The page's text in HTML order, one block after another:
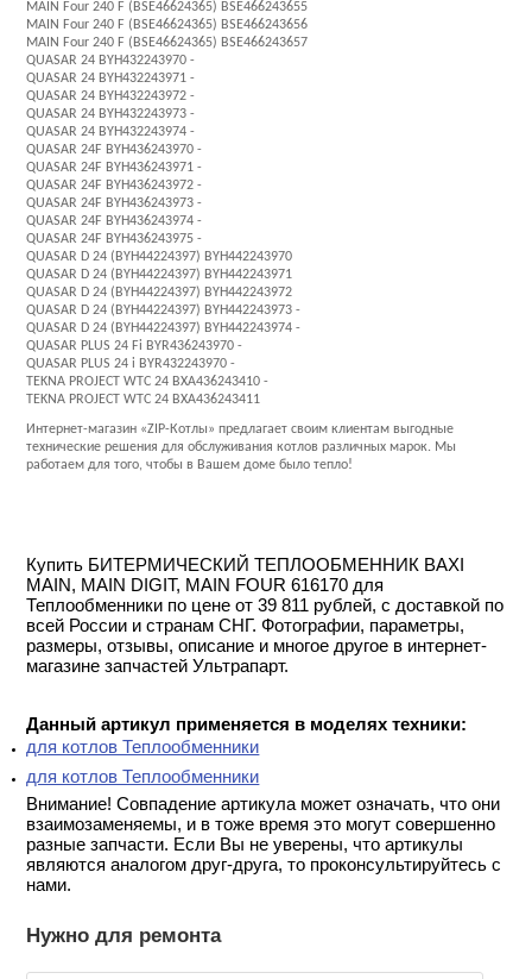
MAIN Four 240 F (BSE46624365) BSE466243655
MAIN Four 240 F (BSE46624365) BSE466243656
MAIN Four 240 F (BSE46624365) BSE466243657
QUASAR 24 BYH432243970 -
QUASAR 24 BYH432243971 -
QUASAR 24 BYH432243972 -
QUASAR 24 BYH432243973 -
QUASAR 24 BYH432243974 -
QUASAR 24F BYH436243970 -
QUASAR 24F BYH436243971 -
QUASAR 24F BYH436243972 -
QUASAR 24F BYH436243973 -
QUASAR 24F BYH436243974 -
QUASAR 24F BYH436243975 -
QUASAR D 24 (BYH44224397) BYH442243970
QUASAR D 24 (BYH44224397) BYH442243971
QUASAR D 24 (BYH44224397) BYH442243972
QUASAR D 24 (BYH44224397) BYH442243973 -
QUASAR D 24 (BYH44224397) BYH442243974 -
QUASAR PLUS 24 Fi BYR436243970 -
QUASAR PLUS 24 i BYR432243970 -
TEKNA PROJECT WTC 24 BXA436243410 -
TEKNA PROJECT WTC 24 BXA436243411
Интернет-магазин «ZIP-Котлы» предлагает своим клиентам выгодные
технические решения для обслуживания котлов различных марок. Мы
работаем для того, чтобы в Вашем доме было тепло!
Купить БИТЕРМИЧЕСКИЙ ТЕПЛООБМЕННИК BAXI
MAIN, MAIN DIGIT, MAIN FOUR 616170 для
Теплообменники по цене от 39 811 рублей, с доставкой по
всей России и странам СНГ. Фотографии, параметры,
размеры, отзывы, описание и многое другое в интернет-
магазине запчастей Ультрапарт.
Данный артикул применяется в моделях техники:
для котлов Теплообменники
для котлов Теплообменники
Внимание! Совпадение артикула может означать, что они
взаимозаменяемы, и в тоже время это могут совершенно
разные запчасти. Если Вы не уверены, что артикулы
являются аналогом друг-друга, то проконсультируйтесь с
нами.
Нужно для ремонта